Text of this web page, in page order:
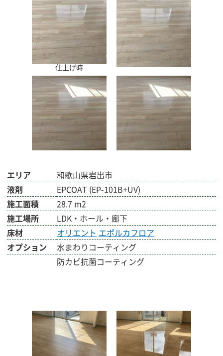
仕上げ時
エリア
和歌山県岩出市
液剤
EPCOAT (EP-101B+UV)
施工面積
28.7 m2
施工場所
LDK・ホール・廊下
床材
オリエント エポルカフロア
オプション
水まわりコーティング
防カビ抗菌コーティング